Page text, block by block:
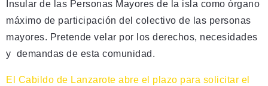
Insular de las Personas Mayores de la isla como órgano
máximo de participación del colectivo de las personas
mayores. Pretende velar por los derechos, necesidades
y demandas de esta comunidad.
El Cabildo de Lanzarote abre el plazo para solicitar el